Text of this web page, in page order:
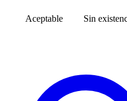
Aceptable Sin